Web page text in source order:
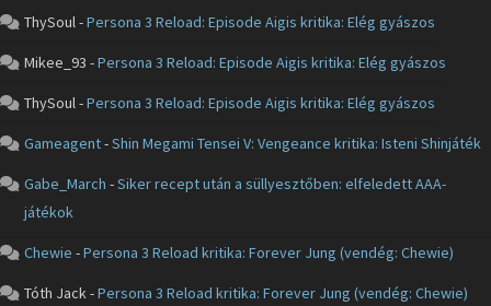
ThySoul-Persona 3 Reload: Episode Aigis kritika: Elég gyászos
Mikee_93 -Persona 3 Reload: Episode Aigis kritika: Elég gyászos
ThySoul-Persona 3 Reload: Episode Aigis kritika: Elég gyászos
Gameagent-Shin Megami Tensei V: Vengeance kritika: Isteni Shinjáték
Gabe_March -Siker recept után a süllyesztőben: elfeledett AAA-
játékok
Chewie -Persona 3 Reload kritika: Forever Jung (vendég: Chewie)
Tóth Jack-Persona 3 Reload kritika: Forever Jung (vendég: Chewie)